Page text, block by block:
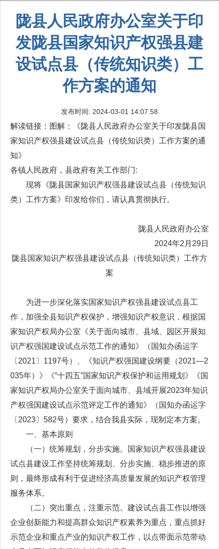
陇县人民政府办公室关于印
发陇县国家知识产权强县建
设试点县（传统知识类）工
作方案的通知
发布时间: 2024-03-01 14:07:58
解读链接： 图解：《陇县人民政府办公室关于印发陇县国
家知识产权强县建设试点县（传统知识类）工作方案的通
知》
各镇人民政府，县政府有关工作部门:
现将《陇县国家知识产权强县建设试点县（传统知识
类）工作方案》印发给你们，请认真贯彻执行。
陇县人民政府办公室
2024年2月29日
陇县国家知识产权强县建设试点县（传统知识类）工作方
案
为进一步深化落实国家知识产权强县建设试点县工
作，加强全县知识产权保护，增强知识产权意识，根据国
家知识产权局办公室《关于面向城市、县域、园区开展知
识产权强国建设试点示范工作的通知》（国知办函运字
〔2021〕1197号）、《知识产权强国建设纲要（2021—2
035年）》《“十四五”国家知识产权保护和运用规划》《国
家知识产权局办公室关于面向城市、县域开展2023年知识
产权强国建设试点示范评定工作的通知》（国知办函运字
〔2023〕582号）要求，结合我县实际，现制定本方案。
一、基本原则
（一）统筹规划，分步实施。国家知识产权强县建设
试点县建设工作坚持统筹规划、分步实施、稳步推进的原
则，最终形成有利于促进经济高质量发展的知识产权管理
服务体系。
（二）突出重点，注重示范。建设试点县工作以增强
企业创新能力和提高群众知识产权素养为重点，重点抓好
示范企业和重点产业的知识产权工作，以点带面示范带动